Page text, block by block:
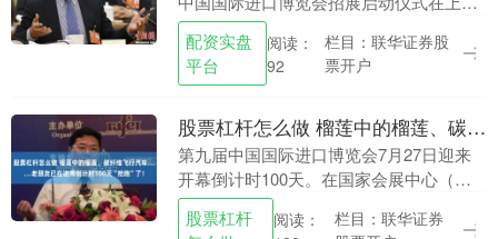
国家会展（上海）举办。启动仪式上，68
家企业签约参展第十届进博会，签约展览
面积超5万平....
配资实盘
平台
阅读：
92
栏目：联华证券股
票开户
股票杠杆怎么做 榴莲中的榴莲、碳纤维飞行汽车……老朋友已在进博倒计时100天“抢跑”了！
第九届中国国际进口博览会7月27日迎来
开幕倒计时100天。在国家会展中心（上
海），一场别开生面的招商路演活动火热
展开。脑机接口“黑科技”、“榴莲中的榴
股票杠杆
阅读：
栏目：联华证券